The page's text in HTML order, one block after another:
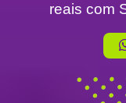
reais com